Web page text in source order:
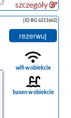
szczegóły
[ID BG.6211662]
rezerwuj
wifi w obiekcie
basen w obiekcie